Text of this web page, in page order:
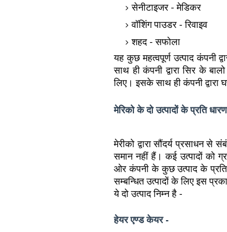
सेनीटाइजर - मेडिकर
वॉशिंग पाउडर - रिवाइव
शहद - सफोला
यह कुछ महत्वपूर्ण उत्पाद कंपनी
साथ ही कंपनी द्वारा सिर के
लिए। इसके साथ ही कंपनी द्वारा
मेरिको के दो उत्पादों के प्रति
मेरीको द्वारा सौंदर्य प्रसाधन से
समान नहीं हैं। कई उत्पादों को
ओर कंपनी के कुछ उत्पाद के प्रति
सम्बन्धित उत्पादों के लिए इस
ये दो उत्पाद निम्न है -
हेयर एण्ड केयर -